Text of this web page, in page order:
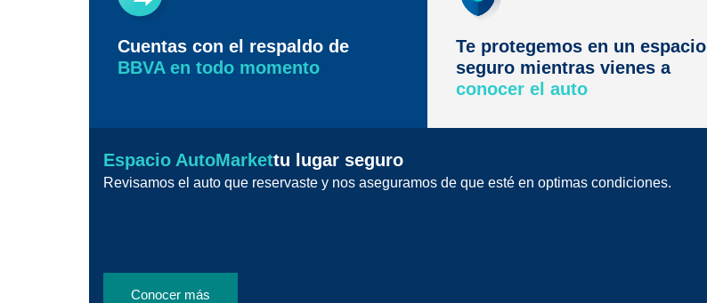
Cuentas con el respaldo de
BBVA en todo momento
Te protegemos en un espacio
seguro mientras vienes a
conocer el auto
Espacio AutoMarkettu lugar seguro
Revisamos el auto que reservaste y nos aseguramos de que esté en optimas condiciones.
Conocer más